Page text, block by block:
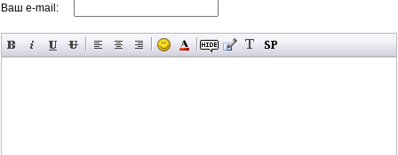
Ваш e-mail: